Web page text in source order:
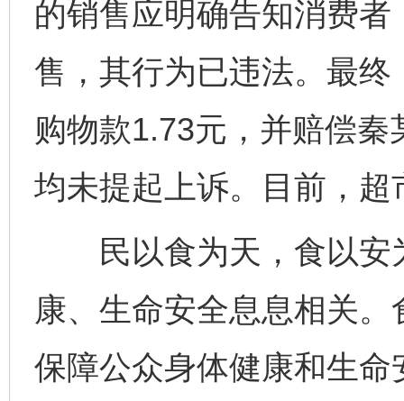
的销售应明确告知消费
售，其行为已违法。最
购物款1.73元，并赔偿
均未提起上诉。目前，
民以食为天，食以安
康、生命安全息息相关
保障公众身体健康和生